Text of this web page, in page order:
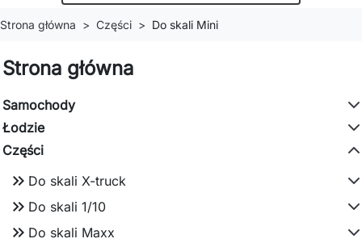
Strona główna Części Do skali Mini
Strona główna
Samochody
Łodzie
Części
keyboard_double_arrow_right Do skali X-truck
keyboard_double_arrow_right Do skali 1/10
keyboard_double_arrow_right Do skali Maxx